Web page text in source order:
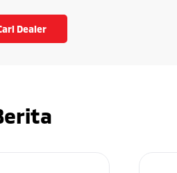
Dealer